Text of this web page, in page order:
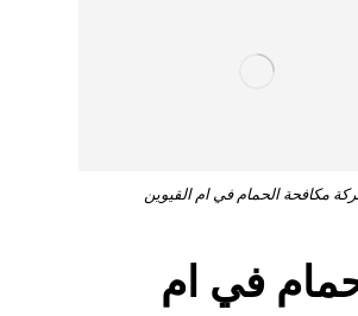
مكافحة الحمام في ام القيوين
في ام